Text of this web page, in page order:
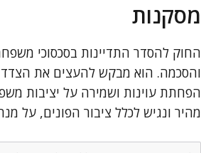
מסקנות
החוק להסדר התדיינות בסכסוכי
והסכמה. הוא מבקש להעצים את
הפחתת עוינות ושמירה על יציבות
מהיר ונגיש לכלל ציבור הפונים, על